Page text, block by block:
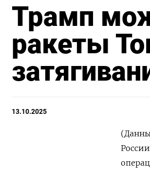
Трамп
ракеты
13.10.2025